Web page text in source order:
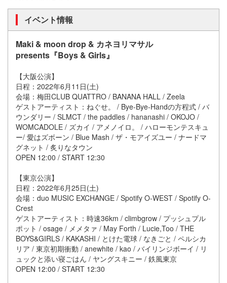
イベント情報
Maki & moon drop & カネヨリマサル
presents『Boys & Girls』
【大阪公演】
日程：2022年6月11日(土)
会場：梅田CLUB QUATTRO / BANANA HALL / Zeela
ゲストアーティスト：ねぐせ。 / Bye-Bye-Handの方程式 / バ
ウンダリー / SLMCT / the paddles / hananashi / OKOJO /
WOMCADOLE / ズカイ / アメノイロ。 / ハローモンテスキュ
ー/ 愛はズボーン / Blue Mash / ザ・モアイズユー / ナードマ
グネット / 炙りなタウン
OPEN 12:00 / START 12:30
【東京公演】
日程：2022年6月25日(土)
会場：duo MUSIC EXCHANGE / Spotify O-WEST / Spotify O-
Crest
ゲストアーティスト：時速36km / climbgrow / プッシュプル
ポット / osage / メメタァ / May Forth / Lucie,Too / THE
BOYS&GIRLS / KAKASHI / とけた電球 / なきごと / ペルシカ
リア / 東京初期衝動 / anewhite / kao / バイリンジボーイ / リ
ュックと添い寝ごはん / ヤングスキニー / 鉄風東京
OPEN 12:00 / START 12:30